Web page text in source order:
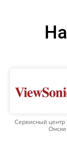
Сервисный центр
Омске